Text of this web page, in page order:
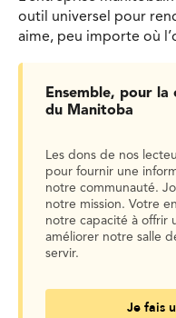
outil universel pour
aime, peu importe où
Ensemble, pour la
du Manitoba
Les dons de nos
pour fournir une
notre communauté.
notre mission. Votre
notre capacité à offrir
améliorer notre salle
servir.
Je fais